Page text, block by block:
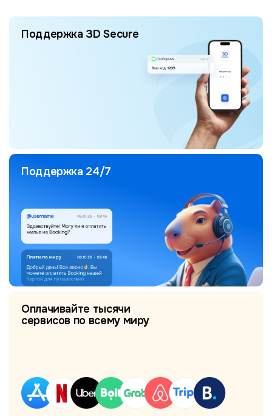
Поддержка 3D Secure
Поддержка 24/7
Оплачивайте тысячи
сервисов по всему миру